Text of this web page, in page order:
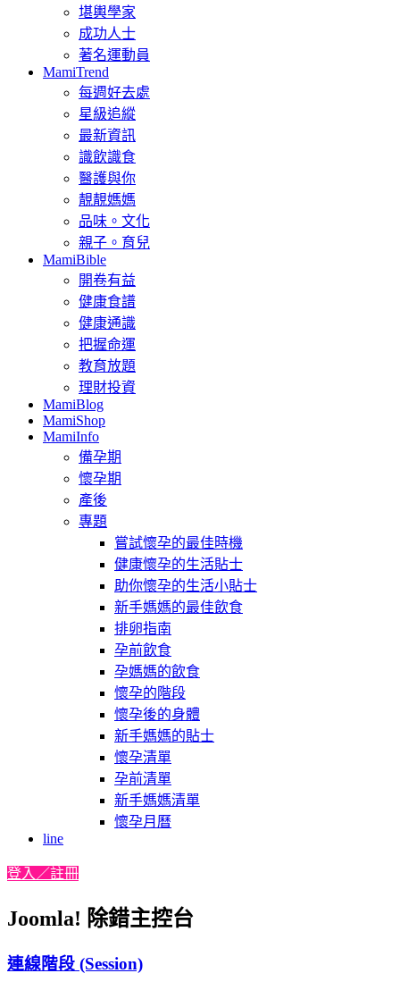
堪輿學家
成功人士
著名運動員
MamiTrend
每週好去處
星級追縱
最新資訊
識飲識食
醫護與你
靚靚媽媽
品味。文化
親子。育兒
MamiBible
開卷有益
健康食譜
健康通識
把握命運
教育放題
理財投資
MamiBlog
MamiShop
MamiInfo
備孕期
懷孕期
產後
專題
嘗試懷孕的最佳時機
健康懷孕的生活貼士
助你懷孕的生活小貼士
新手媽媽的最佳飲食
排卵指南
孕前飲食
孕媽媽的飲食
懷孕的階段
懷孕後的身體
新手媽媽的貼士
懷孕清單
孕前清單
新手媽媽清單
懷孕月曆
line
登入／註冊
Joomla! 除錯主控台
連線階段 (Session)